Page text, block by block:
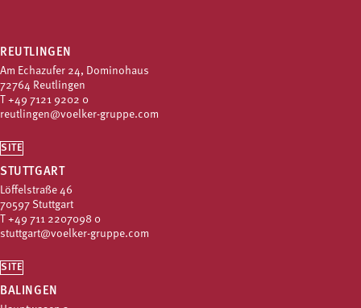
REUTLINGEN
Am Echazufer 24, Dominohaus
72764 Reutlingen
T +49 7121 9202 0
reutlingen@voelker-gruppe.com
SITE
STUTTGART
Löffelstraße 46
70597 Stuttgart
T +49 711 2207098 0
stuttgart@voelker-gruppe.com
SITE
BALINGEN